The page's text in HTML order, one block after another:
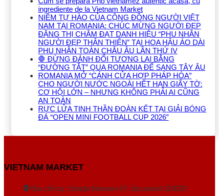
ingrediente de la Vietnam Market
NIỀM TỰ HÀO CỦA CỘNG ĐỒNG NGƯỜI VIỆT
NAM TẠI ROMANIA: CHÚC MỪNG NGƯỜI ĐẸP
ĐẶNG THỊ CHÂM ĐẠT DANH HIỆU “PHU NHÂN
NGƯỜI ĐẸP THÂN THIỆN” TẠI HOA HẬU ÁO DÀI
PHU NHÂN TOÀN CHÂU ÂU LẦN THỨ IV
🛑 ĐỪNG ĐÁNH ĐỔI TƯƠNG LAI BẰNG
“ĐƯỜNG TẮT” QUA ROMANIA ĐỂ SANG TÂY ÂU
ROMANIA MỞ “CÁNH CỬA HỢP PHÁP HÓA”
CHO NGƯỜI NƯỚC NGOÀI HẾT HẠN GIẤY TỜ:
CƠ HỘI LỚN – NHƯNG KHÔNG PHẢI AI CŨNG
AN TOÀN
RỰC LỬA TINH THẦN ĐOÀN KẾT TẠI GIẢI BÓNG
ĐÁ “OPEN MINI FOOTBALL CUP 2026”
VIETNAM MARKET
Địa chỉ cty: Strada Moroeni 47, București 023025